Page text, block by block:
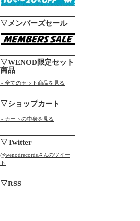
▽メンバーズセール
▽WENOD限定セット
商品
» 全てのセット商品を見る
▽ショップカート
» カートの中身を見る
▽Twitter
@wenodrecordsさんのツイー
ト
▽RSS